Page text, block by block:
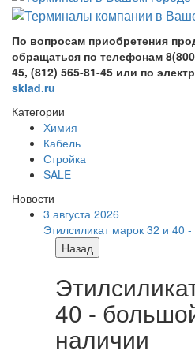
По вопросам приобретения
обращаться по телефонам
45, (812) 565-81-45 или по
sklad.ru
Категории
Химия
Кабель
Стройка
SALE
Новости
3 августа 2026
Этилсиликат марок 32 и 40
Назад
40 -
наличии